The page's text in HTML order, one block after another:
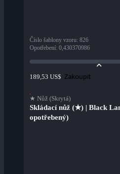
Číslo šablony vzoru: 826
Opotřebení: 0,430370986
189,53 US$ Zakoupit
★ Nůž (Skrytá)
Skládací nůž (★) | Black
opotřebený)